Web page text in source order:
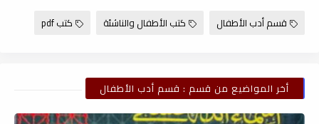
قسم أدب الأطفال كتب الأطفال والناشئة كتب pdf
أخر المواضيع من قسم : قسم أدب الأطفال